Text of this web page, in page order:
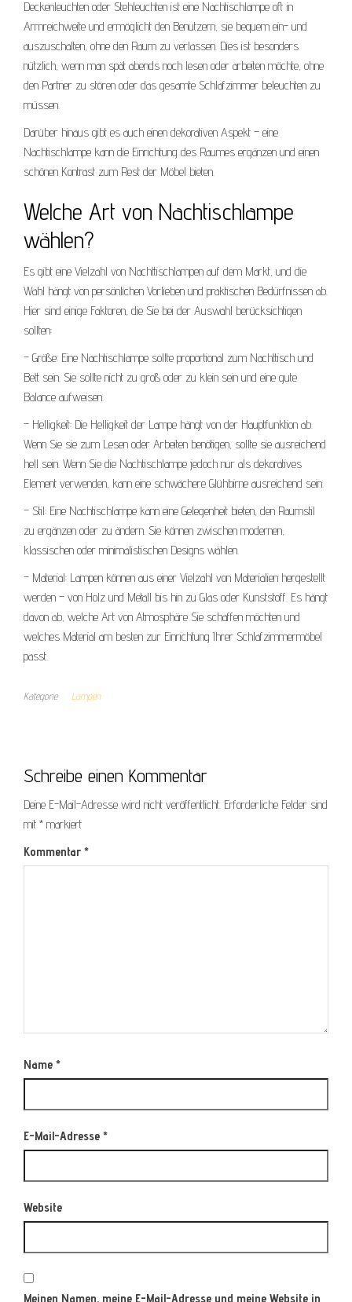
Deckenleuchten oder Stehleuchten ist eine Nachtischlampe oft in
Armreichweite und ermöglicht den Benutzern, sie bequem ein- und
auszuschalten, ohne den Raum zu verlassen. Dies ist besonders
nützlich, wenn man spät abends noch lesen oder arbeiten möchte, ohne
den Partner zu stören oder das gesamte Schlafzimmer beleuchten zu
müssen.
Darüber hinaus gibt es auch einen dekorativen Aspekt – eine
Nachtischlampe kann die Einrichtung des Raumes ergänzen und einen
schönen Kontrast zum Rest der Möbel bieten.
Welche Art von Nachtischlampe
wählen?
Es gibt eine Vielzahl von Nachttischlampen auf dem Markt, und die
Wahl hängt von persönlichen Vorlieben und praktischen Bedürfnissen ab.
Hier sind einige Faktoren, die Sie bei der Auswahl berücksichtigen
sollten:
– Größe: Eine Nachtischlampe sollte proportional zum Nachttisch und
Bett sein. Sie sollte nicht zu groß oder zu klein sein und eine gute
Balance aufweisen.
– Helligkeit: Die Helligkeit der Lampe hängt von der Hauptfunktion ab.
Wenn Sie sie zum Lesen oder Arbeiten benötigen, sollte sie ausreichend
hell sein. Wenn Sie die Nachtischlampe jedoch nur als dekoratives
Element verwenden, kann eine schwächere Glühbirne ausreichend sein.
– Stil: Eine Nachtischlampe kann eine Gelegenheit bieten, den Raumstil
zu ergänzen oder zu ändern. Sie können zwischen modernen,
klassischen oder minimalistischen Designs wählen.
– Material: Lampen können aus einer Vielzahl von Materialien hergestellt
werden – von Holz und Metall bis hin zu Glas oder Kunststoff. Es hängt
davon ab, welche Art von Atmosphäre Sie schaffen möchten und
welches Material am besten zur Einrichtung Ihrer Schlafzimmermöbel
passt.
Kategorie Lampen
Schreibe einen Kommentar
Deine E-Mail-Adresse wird nicht veröffentlicht. Erforderliche Felder sind
mit * markiert
Kommentar *
Name *
E-Mail-Adresse *
Website
Meinen Namen, meine E-Mail-Adresse und meine Website in